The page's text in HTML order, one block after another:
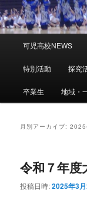
ュ
メ
イ
ン
コ
テ
サ
ブ
コ
ン
ン
可児高校NEWS
特別活動 探究
卒業生 地域・
月別アーカイブ:2025
令和７年
投稿日時:2025年3